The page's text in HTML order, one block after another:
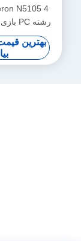
8G رم واحد RJ45 LAN
بهترین
بیار